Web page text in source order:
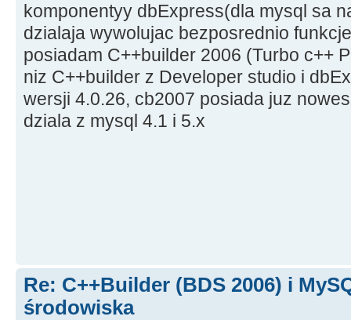
komponentyy dbExpress(dla mysql sa
dzialaja wywolujac bezposrednio
posiadam C++builder 2006 (Turbo c++
niz C++builder z Developer studio i
wersji 4.0.26, cb2007 posiada juz
dziala z mysql 4.1 i 5.x
Re: C++Builder (BDS 2006) i
środowiska